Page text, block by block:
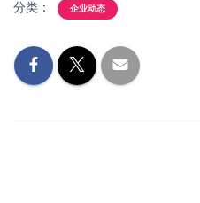
分类： 企业动态